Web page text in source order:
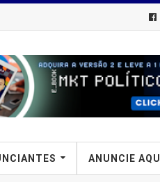
ANUNCIE AQUI